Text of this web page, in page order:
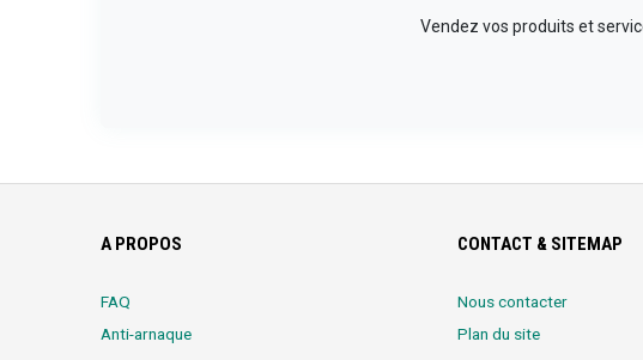
Vendez vos produits et
A PROPOS
FAQ
Anti-arnaque
CONTACT & SITEMAP
Nous contacter
Plan du site